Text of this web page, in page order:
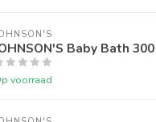
Baby Bath
voorraad